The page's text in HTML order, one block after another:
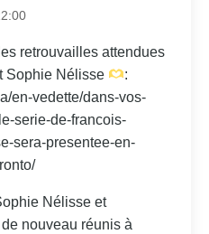
retrouvailles attendues
Sophie Nélisse
:
en-vedette/dans-vos-
serie-de-francois-
sera-presentee-en-
Nélisse et
nouveau réunis à